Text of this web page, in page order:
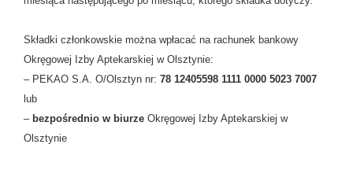
Składki członkowskie można wpłacać na rachunek bankowy
Okręgowej Izby Aptekarskiej w Olsztynie:
– PEKAO S.A. O/Olsztyn nr: 78 12405598 1111 0000 5023 7007
lub
– bezpośrednio w biurze Okręgowej Izby Aptekarskiej w
Olsztynie